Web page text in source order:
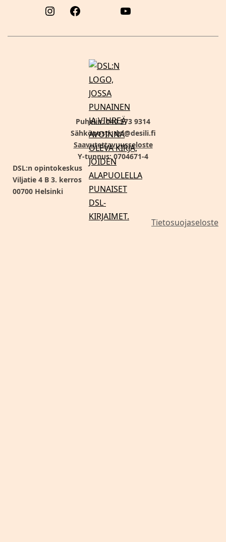
Puhelin: 040 573 9314
Sähköposti: dsl@desili.fi
Saavutettavuusseloste
Y-tunnus: 0704671-4
DSL:n opintokeskus
Viljatie 4 B 3. kerros
00700 Helsinki
Tietosuojaseloste